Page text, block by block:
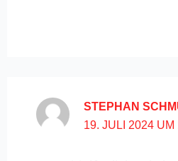
STEPHAN
19. JULI 2024 UM